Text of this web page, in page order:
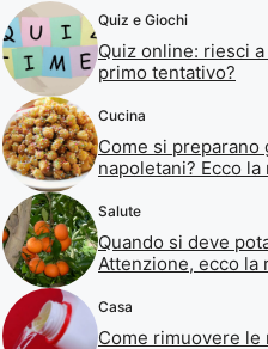
Quiz e Giochi
Quiz online: riesci
primo tentativo?
Cucina
Come si
napoletani? Ecco la
Salute
Quando si deve
Attenzione, ecco la
Casa
Come rimuovere le